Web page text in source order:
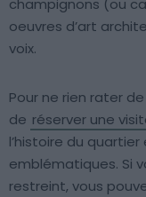
oeuvres d’art
voix.
Pour ne rien rater
de réserver une
l’histoire du
emblématiques. Si
restreint, vous